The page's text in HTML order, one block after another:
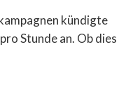
kündigte
Stunde an. Ob dies